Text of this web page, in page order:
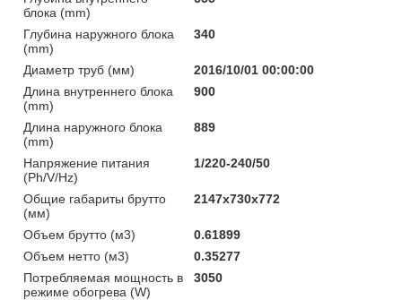
блока (mm)
Глубина наружного блока
(mm)
340
Диаметр труб (мм)
2016/10/01 00:00:00
Длина внутреннего блока
(mm)
900
Длина наружного блока
(mm)
889
Напряжение питания
(Ph/V/Hz)
1/220-240/50
Общие габариты брутто
(мм)
2147x730x772
Объем брутто (м3)
0.61899
Объем нетто (м3)
0.35277
Потребляемая мощность в
режиме обогрева (W)
3050